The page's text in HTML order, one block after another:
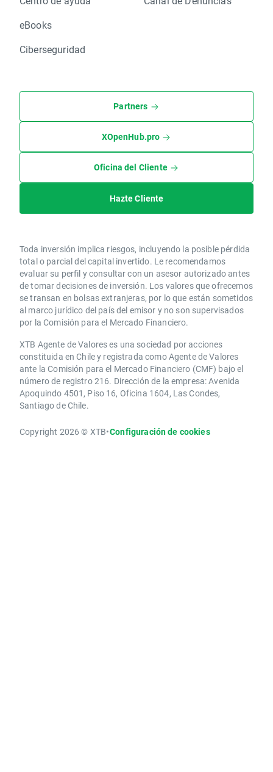
eBooks
Ciberseguridad
Partners
XOpenHub.pro
Oficina del Cliente
Hazte Cliente
Toda inversión implica riesgos, incluyendo la posible pérdida
total o parcial del capital invertido. Le recomendamos
evaluar su perfil y consultar con un asesor autorizado antes
de tomar decisiones de inversión. Los valores que ofrecemos
se transan en bolsas extranjeras, por lo que están sometidos
al marco jurídico del país del emisor y no son supervisados
por la Comisión para el Mercado Financiero.
XTB Agente de Valores es una sociedad por acciones
constituida en Chile y registrada como Agente de Valores
ante la Comisión para el Mercado Financiero (CMF) bajo el
número de registro 216. Dirección de la empresa: Avenida
Apoquindo 4501, Piso 16, Oficina 1604, Las Condes,
Santiago de Chile.
Copyright 2026 © XTB•Configuración de cookies